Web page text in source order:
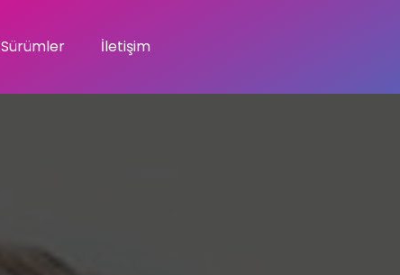
Sürümler İletişim